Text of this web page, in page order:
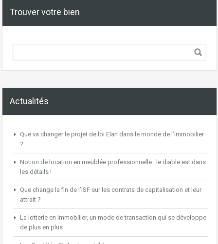
Trouver votre bien
Actualités
Que va changer le projet de loi Elan dans le monde de l’immobilier
?
Notion de location en meublée professionnelle : le diable est dans
les détails !
Que change la fin de l’ISF sur les contrats de capitalisation et leur
attrait ?
La lotterie en immobilier, un mode de transaction qui se développe
de plus en plus